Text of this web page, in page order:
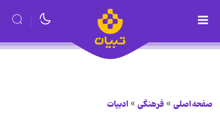
صفحه اصلی فرهنگی ادبیات